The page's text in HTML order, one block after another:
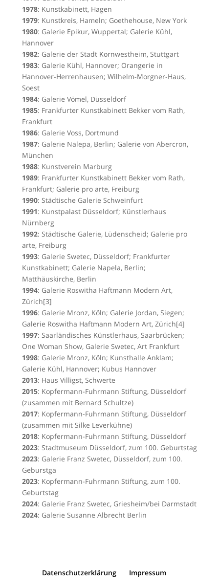
1978: Kunstkabinett, Hagen
1979: Kunstkreis, Hameln; Goethehouse, New York
1980: Galerie Epikur, Wuppertal; Galerie Kühl,
Hannover
1982: Galerie der Stadt Kornwestheim, Stuttgart
1983: Galerie Kühl, Hannover; Orangerie in
Hannover-Herrenhausen; Wilhelm-Morgner-Haus,
Soest
1984: Galerie Vömel, Düsseldorf
1985: Frankfurter Kunstkabinett Bekker vom Rath,
Frankfurt
1986: Galerie Voss, Dortmund
1987: Galerie Nalepa, Berlin; Galerie von Abercron,
München
1988: Kunstverein Marburg
1989: Frankfurter Kunstkabinett Bekker vom Rath,
Frankfurt; Galerie pro arte, Freiburg
1990: Städtische Galerie Schweinfurt
1991: Kunstpalast Düsseldorf; Künstlerhaus
Nürnberg
1992: Städtische Galerie, Lüdenscheid; Galerie pro
arte, Freiburg
1993: Galerie Swetec, Düsseldorf; Frankfurter
Kunstkabinett; Galerie Napela, Berlin;
Matthäuskirche, Berlin
1994: Galerie Roswitha Haftmann Modern Art,
Zürich[3]
1996: Galerie Mronz, Köln; Galerie Jordan, Siegen;
Galerie Roswitha Haftmann Modern Art, Zürich[4]
1997: Saarländisches Künstlerhaus, Saarbrücken;
One Woman Show, Galerie Swetec, Art Frankfurt
1998: Galerie Mronz, Köln; Kunsthalle Anklam;
Galerie Kühl, Hannover; Kubus Hannover
2013: Haus Villigst, Schwerte
2015: Kopfermann-Fuhrmann Stiftung, Düsseldorf
(zusammen mit Bernard Schultze)
2017: Kopfermann-Fuhrmann Stiftung, Düsseldorf
(zusammen mit Silke Leverkühne)
2018: Kopfermann-Fuhrmann Stiftung, Düsseldorf
2023: Stadtmuseum Düsseldorf, zum 100. Geburtstag
2023: Galerie Franz Swetec, Düsseldorf, zum 100.
Geburstga
2023: Kopfermann-Fuhrmann Stiftung, zum 100.
Geburtstag
2024: Galerie Franz Swetec, Griesheim/bei Darmstadt
2024: Galerie Susanne Albrecht Berlin
Datenschutzerklärung Impressum